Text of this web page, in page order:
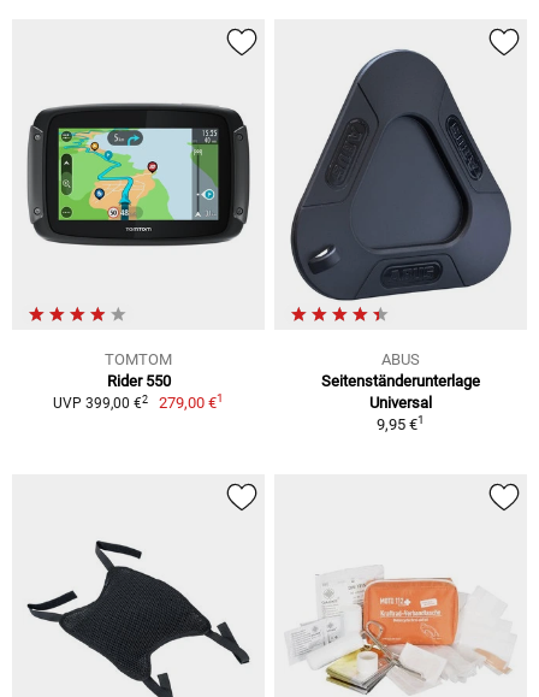
TOMTOM
Rider 550
UVP 399,00 €2 279,00 €1
ABUS
Seitenständerunterlage
Universal
9,95 €1